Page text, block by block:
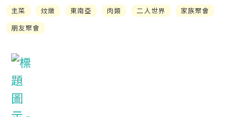
主菜 炆燉 東南亞 肉類 二人世界
家族聚會
朋友聚會